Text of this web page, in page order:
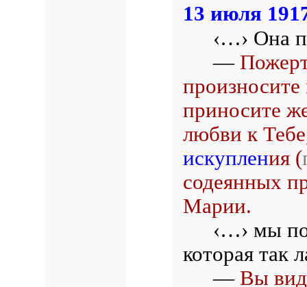
13 июля
‹…› Она
—
произносите
приносите
любви к
искупления (
содеянных
Марии.
‹…› мы
которая так
— Вы